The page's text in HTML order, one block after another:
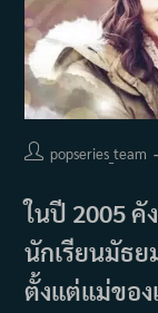
Postpopseries_team
ในปี 2005 คั
นักเรียนมัธ
ตั้งแต่แม่ของ